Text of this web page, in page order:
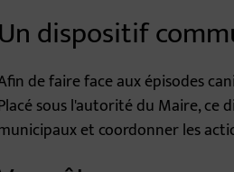
Un dispositif
de faire face aux épisodes
sous l'autorité du Maire, ce
et coordonner les